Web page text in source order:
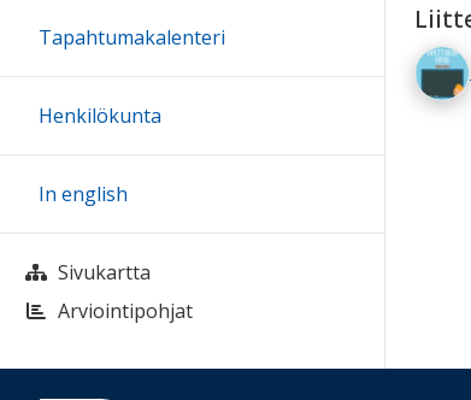
Tapahtumakalenteri
Henkilökunta
In english
Sivukartta
Arviointipohjat